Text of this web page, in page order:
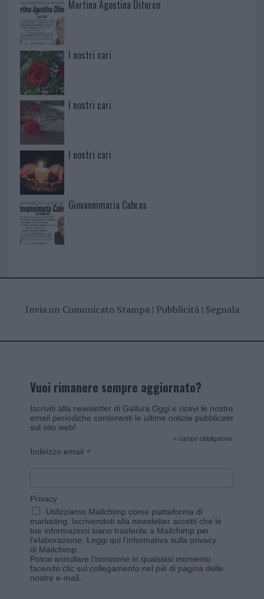
Martina Agostina Diturco
I nostri cari
I nostri cari
I nostri cari
Giovannimaria Cabras
Invia un Comunicato Stampa| Pubblicità| Segnala
Vuoi rimanere sempre aggiornato?
Iscriviti alla newsletter di Gallura Oggi e ricevi le nostre
email periodiche contenenti le ultime notizie pubblicate
sul sito web!
* campo obbligatorio
Indirizzo email *
Privacy
Utilizziamo Mailchimp come piattaforma di
marketing. Iscrivendoti alla newsletter accetti che le
tue informazioni siano trasferite a Mailchimp per
l'elaborazione. Leggi qui l'informativa sulla privacy
di Mailchimp
Potrai annullare l'iscrizione in qualsiasi momento
facendo clic sul collegamento nel piè di pagina delle
nostre e-mail.